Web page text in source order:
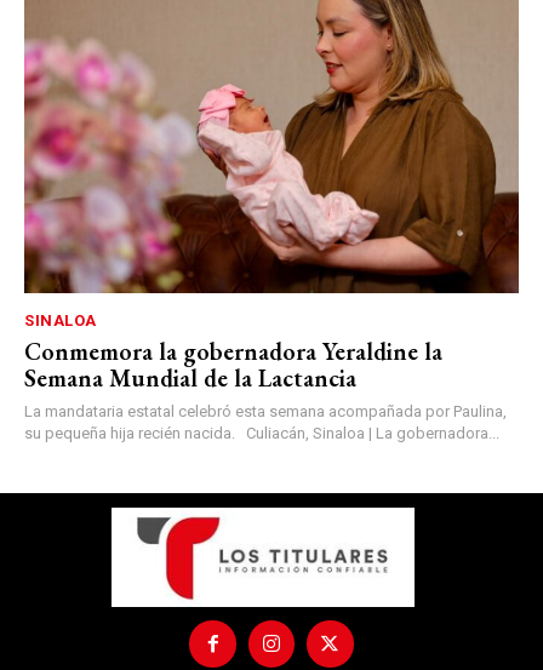
SINALOA
Conmemora la gobernadora Yeraldine la
Semana Mundial de la Lactancia
La mandataria estatal celebró esta semana acompañada por Paulina,
su pequeña hija recién nacida. Culiacán, Sinaloa | La gobernadora...